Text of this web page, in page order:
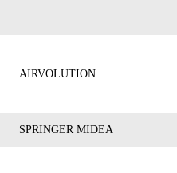
AIRVOLUTION
SPRINGER MIDEA